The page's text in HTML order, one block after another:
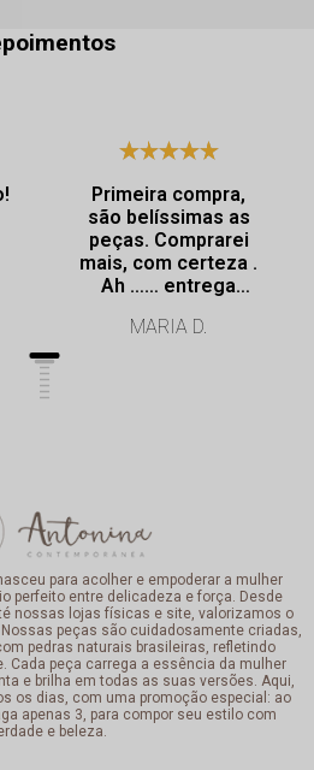
Primeira compra,
são belíssimas as
peças. Comprarei
mais, com certeza .
Ah …… entrega
Profissionalismo de
MARIA D.
para acolher e empoderar a mulher
perfeito entre delicadeza e força. Desde
nossas lojas físicas e site, valorizamos o
peças são cuidadosamente criadas,
pedras naturais brasileiras, refletindo
Cada peça carrega a essência da mulher
e brilha em todas as suas versões. Aqui,
os dias, com uma promoção especial: ao
apenas 3, para compor seu estilo com
e beleza.